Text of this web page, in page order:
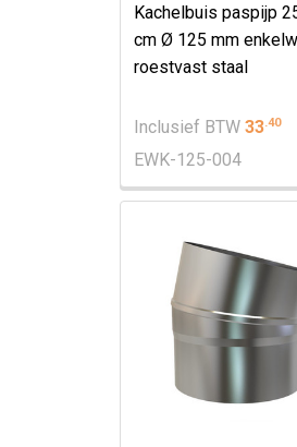
Kachelbuis paspijp
cm Ø 125 mm
roestvast staal
Inclusief BTW33.40
EWK-125-004